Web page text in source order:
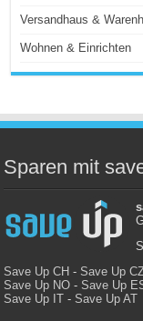
Versandhaus &
Wohnen & Einrichten
Sparen mit
Save Up CH -Save Up
Save Up NO -Save Up
Save Up IT -Save Up AT